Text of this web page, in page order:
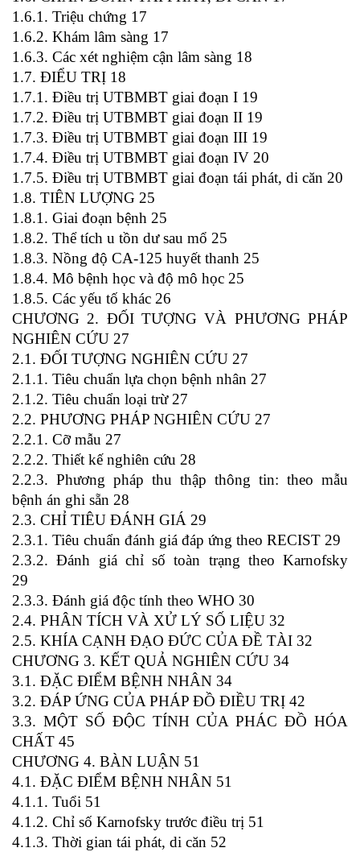
1.6.1. Triệu chứng 17
1.6.2. Khám lâm sàng 17
1.6.3. Các xét nghiệm cận lâm sàng 18
1.7. ĐIỂU TRỊ 18
1.7.1. Điều trị UTBMBT giai đoạn I 19
1.7.2. Điều trị UTBMBT giai đoạn II 19
1.7.3. Điều trị UTBMBT giai đoạn III 19
1.7.4. Điều trị UTBMBT giai đoạn IV 20
1.7.5. Điều trị UTBMBT giai đoạn tái phát, di căn 20
1.8. TIÊN LƯỢNG 25
1.8.1. Giai đoạn bệnh 25
1.8.2. Thể tích u tồn dư sau mổ 25
1.8.3. Nồng độ CA-125 huyết thanh 25
1.8.4. Mô bệnh học và độ mô học 25
1.8.5. Các yếu tố khác 26
CHƯƠNG 2. ĐỐI TƯỢNG VÀ PHƯƠNG PHÁP
NGHIÊN CỨU 27
2.1. ĐỐI TƯỢNG NGHIÊN CỨU 27
2.1.1. Tiêu chuẩn lựa chọn bệnh nhân 27
2.1.2. Tiêu chuẩn loại trừ 27
2.2. PHƯƠNG PHÁP NGHIÊN CỨU 27
2.2.1. Cỡ mẫu 27
2.2.2. Thiết kế nghiên cứu 28
2.2.3. Phương pháp thu thập thông tin: theo mẫu
bệnh án ghi sẵn 28
2.3. CHỈ TIÊU ĐÁNH GIÁ 29
2.3.1. Tiêu chuẩn đánh giá đáp ứng theo RECIST 29
2.3.2. Đánh giá chỉ số toàn trạng theo Karnofsky
29
2.3.3. Đánh giá độc tính theo WHO 30
2.4. PHÂN TÍCH VÀ XỬ LÝ SỐ LIỆU 32
2.5. KHÍA CẠNH ĐẠO ĐỨC CỦA ĐỀ TÀI 32
CHƯƠNG 3. KẾT QUẢ NGHIÊN CỨU 34
3.1. ĐẶC ĐIỂM BỆNH NHÂN 34
3.2. ĐÁP ỨNG CỦA PHÁP ĐỒ ĐIỀU TRỊ 42
3.3. MỘT SỐ ĐỘC TÍNH CỦA PHÁC ĐỒ HÓA
CHẤT 45
CHƯƠNG 4. BÀN LUẬN 51
4.1. ĐẶC ĐIỂM BỆNH NHÂN 51
4.1.1. Tuổi 51
4.1.2. Chỉ số Karnofsky trước điều trị 51
4.1.3. Thời gian tái phát, di căn 52